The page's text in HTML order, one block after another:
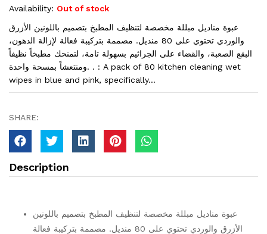
Availability: Out of stock
عبوة مناديل مبللة مخصصة لتنظيف المطبخ بتصميم باللونين الأزرق
والوردي تحتوي على 80 منديل. مصممة بتركيبة فعالة لإزالة الدهون،
البقع الصعبة، والقضاء على الجراثيم بسهولة تامة، لتمنحك مطبخاً نظيفاً
ومنتعشاً بمسحة واحدة. . : A pack of 80 kitchen cleaning wet
wipes in blue and pink, specifically...
SHARE:
Description
عبوة مناديل مبللة مخصصة لتنظيف المطبخ بتصميم باللونين
الأزرق والوردي تحتوي على 80 منديل. مصممة بتركيبة فعالة